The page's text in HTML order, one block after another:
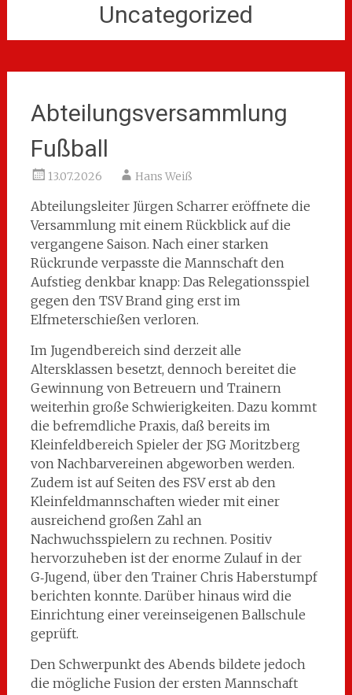
Uncategorized
Abteilungsversammlung
Fußball
13.07.2026 Hans Weiß
Abteilungsleiter Jürgen Scharrer eröffnete die
Versammlung mit einem Rückblick auf die
vergangene Saison. Nach einer starken
Rückrunde verpasste die Mannschaft den
Aufstieg denkbar knapp: Das Relegationsspiel
gegen den TSV Brand ging erst im
Elfmeterschießen verloren.
Im Jugendbereich sind derzeit alle
Altersklassen besetzt, dennoch bereitet die
Gewinnung von Betreuern und Trainern
weiterhin große Schwierigkeiten. Dazu kommt
die befremdliche Praxis, daß bereits im
Kleinfeldbereich Spieler der JSG Moritzberg
von Nachbarvereinen abgeworben werden.
Zudem ist auf Seiten des FSV erst ab den
Kleinfeldmannschaften wieder mit einer
ausreichend großen Zahl an
Nachwuchsspielern zu rechnen. Positiv
hervorzuheben ist der enorme Zulauf in der
G‑Jugend, über den Trainer Chris Haberstumpf
berichten konnte. Darüber hinaus wird die
Einrichtung einer vereinseigenen Ballschule
geprüft.
Den Schwerpunkt des Abends bildete jedoch
die mögliche Fusion der ersten Mannschaft